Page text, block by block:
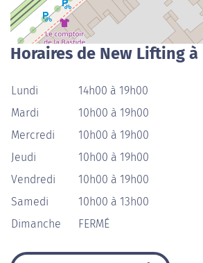
Horaires de New Lifting à
Lundi
14h00 à 19h00
Mardi
10h00 à 19h00
Mercredi
10h00 à 19h00
Jeudi
10h00 à 19h00
Vendredi
10h00 à 19h00
Samedi
10h00 à 13h00
Dimanche
FERMÉ